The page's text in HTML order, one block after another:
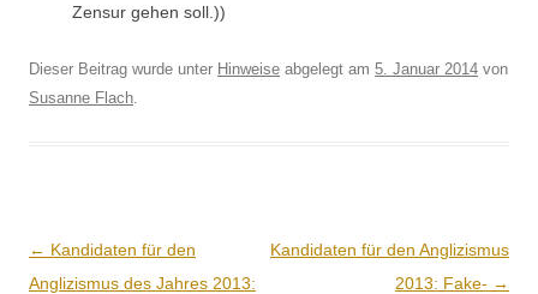
Zen­sur gehen soll.))
Dieser Beitrag wurde unter Hinweise abgelegt am 5. Januar 2014 von
Susanne Flach
Beitrags-
Navigation
← Kandidaten für den
Anglizismus des Jahres 2013:
Kandidaten für den Anglizismus
2013: Fake- →